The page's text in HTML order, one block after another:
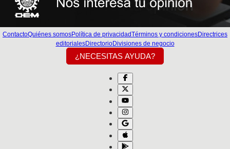
ContactoQuiénes somosPolítica de privacidadTérminos y condicionesDirectrices
editorialesDirectorioDivisiones de negocio
¿NECESITAS AYUDA?